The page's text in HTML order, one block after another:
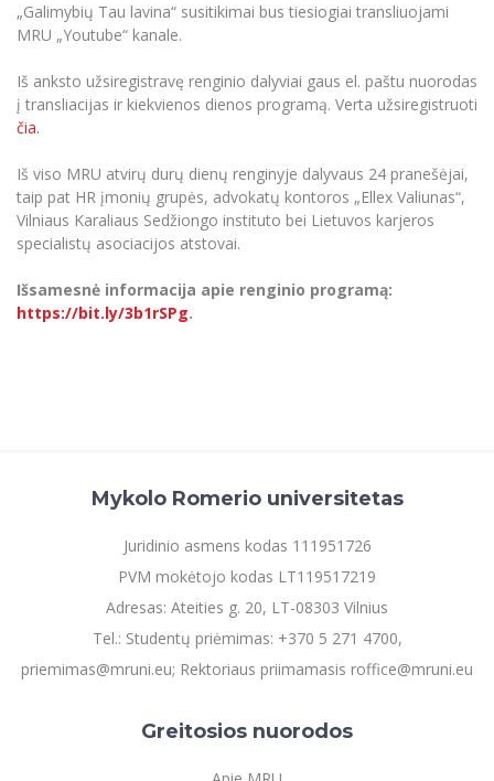
„Galimybių Tau lavina“ susitikimai bus tiesiogiai transliuojami
MRU „Youtube“ kanale.
Iš anksto užsiregistravę renginio dalyviai gaus el. paštu nuorodas
į transliacijas ir kiekvienos dienos programą. Verta užsiregistruoti
čia.
Iš viso MRU atvirų durų dienų renginyje dalyvaus 24 pranešėjai,
taip pat HR įmonių grupės, advokatų kontoros „Ellex Valiunas“,
Vilniaus Karaliaus Sedžiongo instituto bei Lietuvos karjeros
specialistų asociacijos atstovai.
Išsamesnė informacija apie renginio programą:
https://bit.ly/3b1rSPg.
Mykolo Romerio universitetas
Juridinio asmens kodas 111951726
PVM mokėtojo kodas LT119517219
Adresas: Ateities g. 20, LT-08303 Vilnius
Tel.: Studentų priėmimas: +370 5 271 4700,
priemimas@mruni.eu; Rektoriaus priimamasis roffice@mruni.eu
Greitosios nuorodos